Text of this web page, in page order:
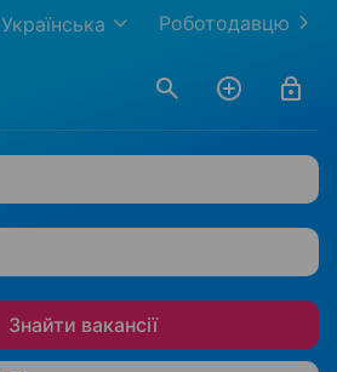
Роботодавцю
Українська
Знайти вакансії